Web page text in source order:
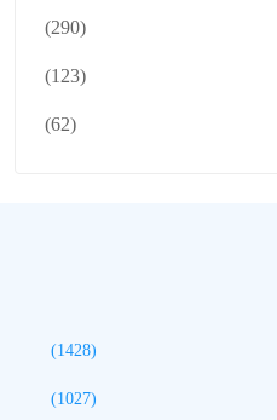
(290)
(123)
(62)
(1428)
(1027)